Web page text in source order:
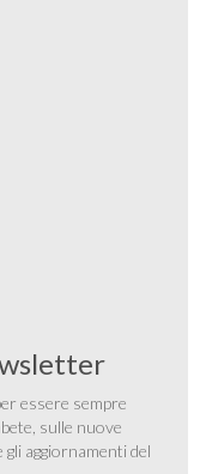
essere sempre
sulle nuove
aggiornamenti del